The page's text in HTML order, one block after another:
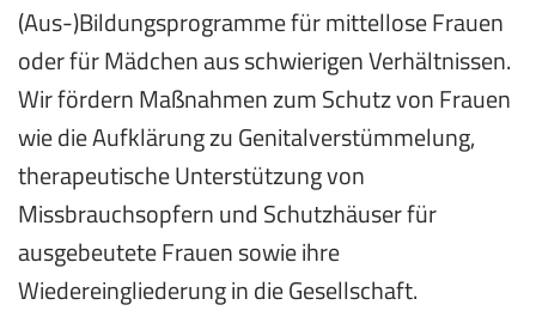
(Aus-)Bildungsprogramme für mittellose Frauen
oder für Mädchen aus schwierigen Verhältnissen.
Wir fördern Maßnahmen zum Schutz von Frauen
wie die Aufklärung zu Genitalverstümmelung,
therapeutische Unterstützung von
Missbrauchsopfern und Schutzhäuser für
ausgebeutete Frauen sowie ihre
Wiedereingliederung in die Gesellschaft.